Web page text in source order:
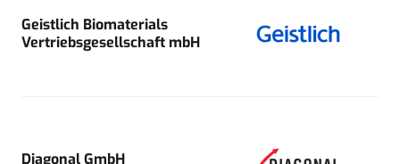
Geistlich Biomaterials
Vertriebsgesellschaft mbH
Diagonal GmbH